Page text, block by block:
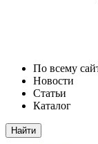
По всему
Новости
Статьи
Каталог
Найти